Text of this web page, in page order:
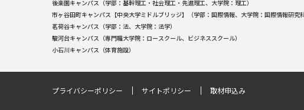
後楽園キャンパス（学部：基幹理工・社会理工・先進理工、大学院：理工）
市ヶ谷田町キャンパス【中央大学ミドルブリッジ】（学部：国際情報、大学院：国際情報研究科
茗荷谷キャンパス（学部：法、大学院：法学）
駿河台キャンパス（専門職大学院：ロースクール、ビジネススクール）
小石川キャンパス（体育施設）
プライバシーポリシー サイトポリシー 取材申込み